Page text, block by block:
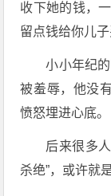
收下她的钱，
留点钱给你儿
小小年纪
被羞辱，他没
愤怒埋进心底。
后来很多
杀绝”，或许就